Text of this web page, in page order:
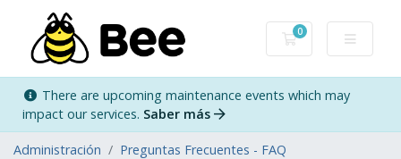
0
Carro de Pedidos
There are upcoming maintenance events which may
impact our services. Saber más
Administración
Preguntas Frecuentes - FAQ